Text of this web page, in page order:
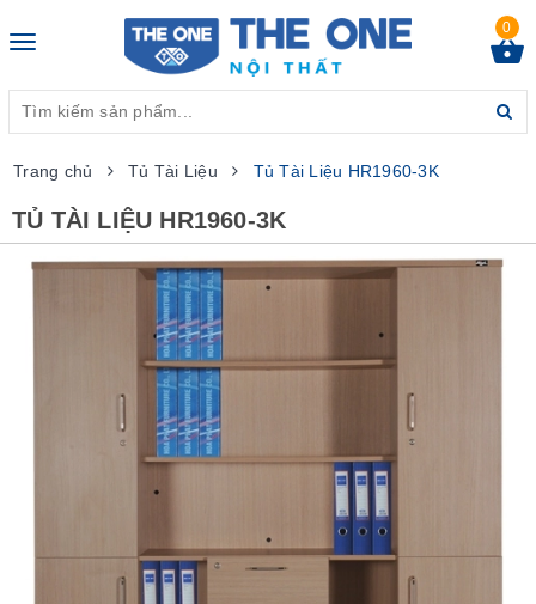
Toggle
0
Trang chủ Tủ Tài Liệu Tủ Tài Liệu HR1960-3K
TỦ TÀI LIỆU HR1960-3K